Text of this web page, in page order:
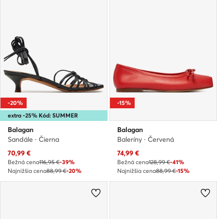
extra -25% Kód: SUMMER
-20%
Balagan
Sandále · Čierna
Aktuálna cena
70,99 €
Bežná cena116,95 €-39%
Najnižšia cena88,99 €-20%
-15%
Balagan
Baleríny · Červená
Aktuálna cena
74,99 €
Bežná cena128,99 €-41%
Najnižšia cena88,99 €-15%